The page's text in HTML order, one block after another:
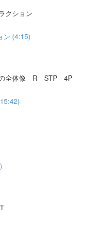
クション
ン (4:15)
の全体像 R STP 4P